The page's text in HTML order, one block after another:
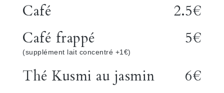
Café
2.5€
Café frappé
5€
(supplément lait concentré +1€)
Thé Kusmi au jasmin
6€